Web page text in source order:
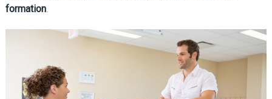
formation.